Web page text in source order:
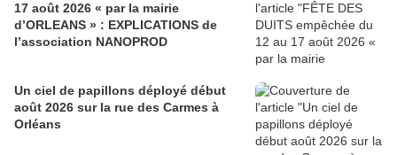
17 août 2026 « par la mairie
d’ORLEANS » : EXPLICATIONS de
l’association NANOPROD
Un ciel de papillons déployé début
août 2026 sur la rue des Carmes à
Orléans